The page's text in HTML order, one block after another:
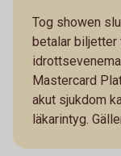
Tog showen
betalar
Mastercard
akut sjukdom
läkarintyg.